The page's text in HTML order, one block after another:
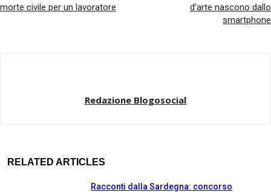
morte civile per un lavoratore
d’arte nascono dallo
smartphone
Redazione Blogosocial
RELATED ARTICLES
Racconti dalla Sardegna: concorso